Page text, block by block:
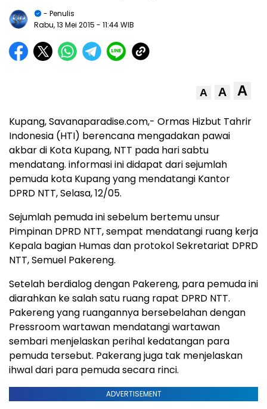
- Penulis
Rabu, 13 Mei 2015 - 11:44 WIB
A A A
Kupang, Savanaparadise.com,- Ormas Hizbut Tahrir
Indonesia (HTI) berencana mengadakan pawai
akbar di Kota Kupang, NTT pada hari sabtu
mendatang. informasi ini didapat dari sejumlah
pemuda kota Kupang yang mendatangi Kantor
DPRD NTT, Selasa, 12/05.
Sejumlah pemuda ini sebelum bertemu unsur
Pimpinan DPRD NTT, sempat mendatangi ruang kerja
Kepala bagian Humas dan protokol Sekretariat DPRD
NTT, Semuel Pakereng.
Setelah berdialog dengan Pakereng, para pemuda ini
diarahkan ke salah satu ruang rapat DPRD NTT.
Pakereng yang ruangannya bersebelahan dengan
Pressroom wartawan mendatangi wartawan
sembari menjelaskan perihal kedatangan para
pemuda tersebut. Pakerang juga tak menjelaskan
ihwal dari para pemuda secara rinci.
ADVERTISEMENT